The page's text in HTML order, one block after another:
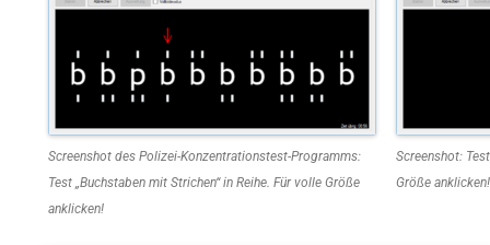
Screenshot des Polizei-Konzentrationstest-Programms:
Test „Buchstaben mit Strichen“ in Reihe. Für volle Größe
anklicken!
Screenshot:
Größe anklicken!